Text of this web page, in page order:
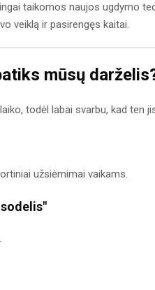
taikomos naujos ugdymo
veiklą ir pasirengęs kaitai.
mūsų
todėl labai svarbu, kad ten
užsiėmimai vaikams.